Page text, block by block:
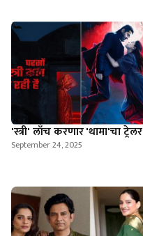
'स्त्री' लाँच करणार 'थामा'चा ट्रेलर
September 24, 2025